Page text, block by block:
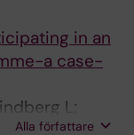
in an
a case-
L;
Alla författare